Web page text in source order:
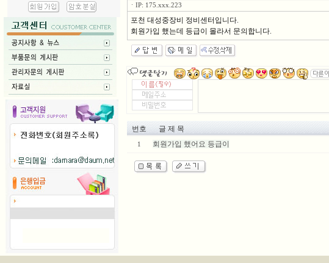
ㆍIP: 175.xxx.223
포천 대성중장비 정비센터입니다.
회원가입 했는데 등급이 몰라서 문의합니다.
번호 글 제 목
1 회원가입 했어요 등급이